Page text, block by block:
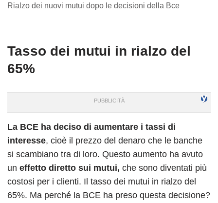
Rialzo dei nuovi mutui dopo le decisioni della Bce
Tasso dei mutui in rialzo del
65%
La BCE ha deciso di aumentare i tassi di
interesse, cioè il prezzo del denaro che le banche
si scambiano tra di loro. Questo aumento ha avuto
un effetto diretto sui mutui, che sono diventati più
costosi per i clienti. Il tasso dei mutui in rialzo del
65%. Ma perché la BCE ha preso questa decisione?